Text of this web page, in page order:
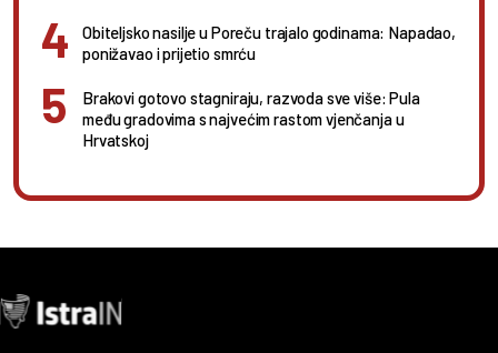
Obiteljsko nasilje u Poreču trajalo godinama: Napadao,
ponižavao i prijetio smrću
Brakovi gotovo stagniraju, razvoda sve više: Pula
među gradovima s najvećim rastom vjenčanja u
Hrvatskoj